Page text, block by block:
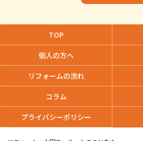
TOP
個人の方へ
リフォームの流れ
コラム
プライバシーポリシー